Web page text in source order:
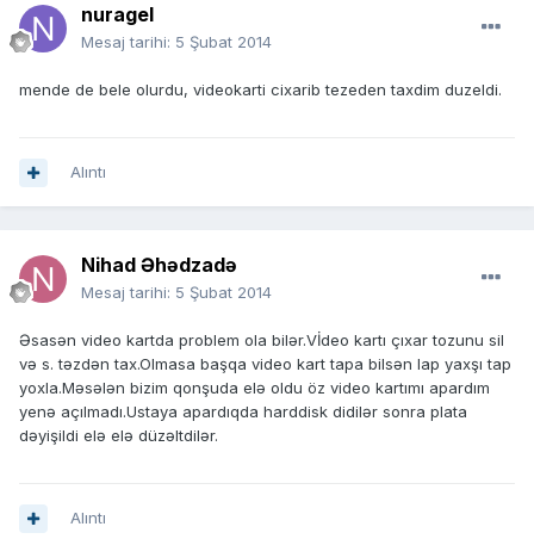
nuragel
Mesaj tarihi: 5 Şubat 2014
mende de bele olurdu, videokarti cixarib tezeden taxdim duzeldi.
Alıntı
Nihad Əhədzadə
Mesaj tarihi: 5 Şubat 2014
Əsasən video kartda problem ola bilər.Vİdeo kartı çıxar tozunu sil
və s. təzdən tax.Olmasa başqa video kart tapa bilsən lap yaxşı tap
yoxla.Məsələn bizim qonşuda elə oldu öz video kartımı apardım
yenə açılmadı.Ustaya apardıqda harddisk didilər sonra plata
dəyişildi elə elə düzəltdilər.
Alıntı